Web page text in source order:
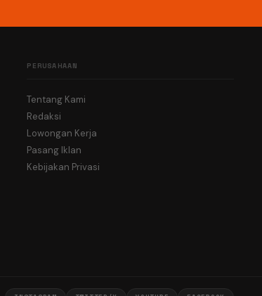
PERUSAHAAN
Tentang Kami
Redaksi
Lowongan Kerja
Pasang Iklan
Kebijakan Privasi